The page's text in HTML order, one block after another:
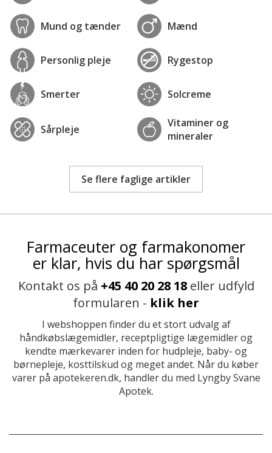
Mund og tænder Mænd
Personlig pleje Rygestop
Smerter Solcreme
Sårpleje
Vitaminer og
mineraler
Se flere faglige artikler
Farmaceuter og farmakonomer
er klar, hvis du har spørgsmål
Kontakt os på +45 40 20 28 18eller udfyld
formularen - klik her
I webshoppen finder du et stort udvalg af
håndkøbslægemidler, receptpligtige lægemidler og
kendte mærkevarer inden for hudpleje, baby- og
børnepleje, kosttilskud og meget andet. Når du køber
varer på apotekeren.dk, handler du med Lyngby Svane
Apotek.